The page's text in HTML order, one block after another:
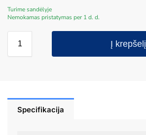
Turime sandėlyje
Nemokamas pristatymas per 1 d. d.
Į krepšelį
Specifikacija